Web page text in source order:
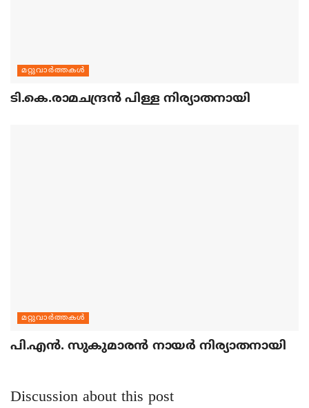
മറ്റുവാര്‍ത്തകള്‍
ടി.കെ.രാമചന്ദ്രന്‍ പിള്ള നിര്യാതനായി
മറ്റുവാര്‍ത്തകള്‍
പി.എന്‍. സുകുമാരന്‍ നായര്‍ നിര്യാതനായി
Discussion about this post